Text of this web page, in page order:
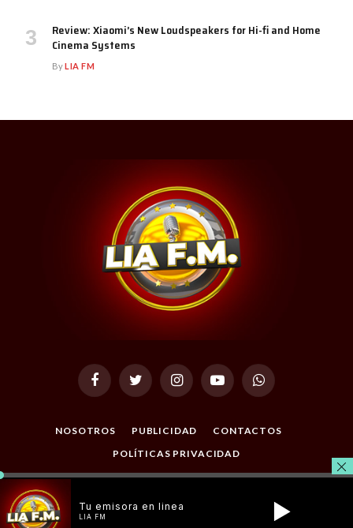
Review: Xiaomi’s New Loudspeakers for Hi-fi and Home
Cinema Systems
ByLIA FM
FacebookTwitter InstagramYouTubeWhatsApp
NOSOTROS PUBLICIDAD
CONTACTOS
POLÍTICAS PRIVACIDAD
© 2026 Todos los Derechos Reservados. Desarrollado por
Masterclic.Net.
Tu emisora en linea
LIA FM